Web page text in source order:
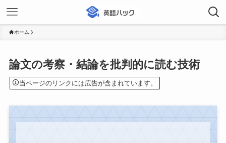
ホーム
論文の考察・結論を批判的に読む技術
当ページのリンクには広告が含まれています。